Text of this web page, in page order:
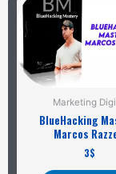
Marketing
BlueHacking
Marcos
3$